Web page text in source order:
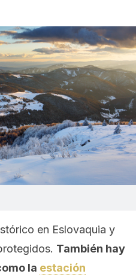
en Eslovaquia y
También hay
la estación